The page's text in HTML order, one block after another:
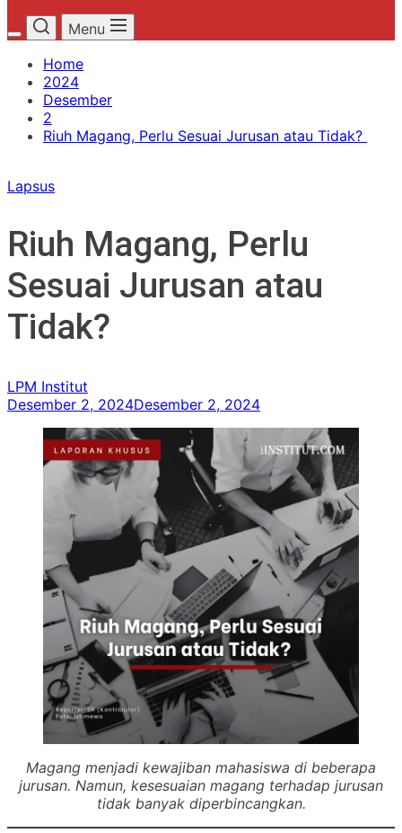
Menu
Home
2024
Desember
2
Riuh Magang, Perlu Sesuai Jurusan atau Tidak?
Lapsus
Riuh Magang, Perlu
Sesuai Jurusan atau
Tidak?
LPM Institut
Desember 2, 2024Desember 2, 2024
Magang menjadi kewajiban mahasiswa di beberapa
jurusan. Namun, kesesuaian magang terhadap jurusan
tidak banyak diperbincangkan.